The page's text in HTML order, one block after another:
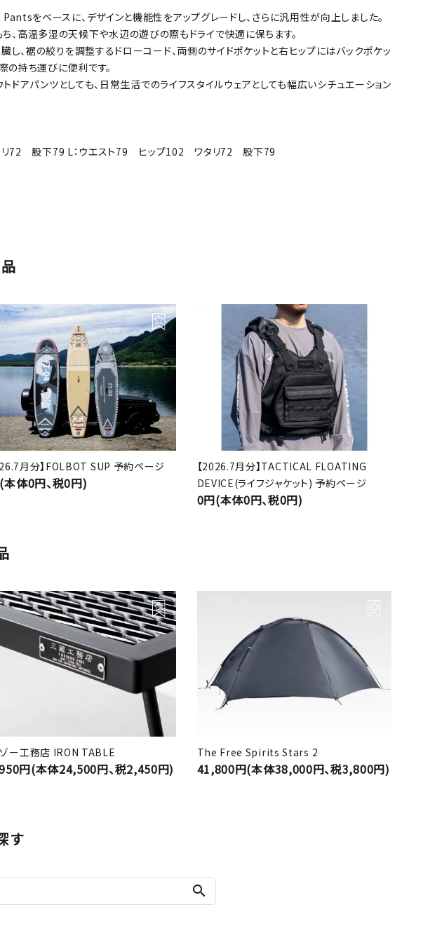
をベースに、デザインと機能性をアップグレードし、さらに汎用性が向上しました。
高温多湿の天候下や水辺の遊びの際もドライで快適に保ちます。
、裾の絞りを調整するドローコード、両側のサイドポケットと右ヒップにはバックポケッ
の持ち運びに便利です。
ドアパンツとしても、日常生活でのライフスタイルウェアとしても幅広いシチュエーション
リ72 股下79 L：ウエスト79 ヒップ102 ワタリ72 股下79
月分】FOLBOT SUP 予約ページ
体0円、税0円)
【2026.7月分】TACTICAL FLOATING
DEVICE(ライフジャケット) 予約ページ
0円(本体0円、税0円)
ー工務店 IRON TABLE
円(本体24,500円、税2,450円)
The Free Spirits Stars 2
41,800円(本体38,000円、税3,800円)
す
search